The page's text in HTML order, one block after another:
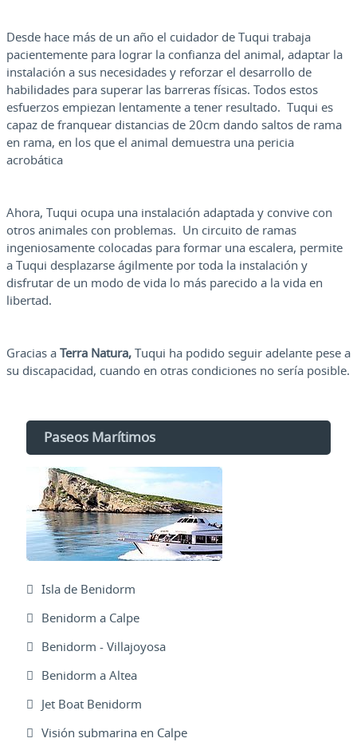
Desde hace más de un año el cuidador de Tuqui trabaja
pacientemente para lograr la confianza del animal, adaptar la
instalación a sus necesidades y reforzar el desarrollo de
habilidades para superar las barreras físicas. Todos estos
esfuerzos empiezan lentamente a tener resultado. Tuqui es
capaz de franquear distancias de 20cm dando saltos de rama
en rama, en los que el animal demuestra una pericia
acrobática
Ahora, Tuqui ocupa una instalación adaptada y convive con
otros animales con problemas. Un circuito de ramas
ingeniosamente colocadas para formar una escalera, permite
a Tuqui desplazarse ágilmente por toda la instalación y
disfrutar de un modo de vida lo más parecido a la vida en
libertad.
Gracias a Terra Natura, Tuqui ha podido seguir adelante pese a
su discapacidad, cuando en otras condiciones no sería posible.
Paseos Marítimos
Isla de Benidorm
Benidorm a Calpe
Benidorm - Villajoyosa
Benidorm a Altea
Jet Boat Benidorm
Visión submarina en Calpe